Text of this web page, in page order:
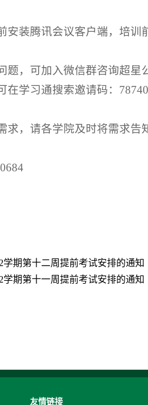
安装腾讯会议客户端，培
题，可加入微信群咨询超星
在学习通搜索邀请码：
求，请各学院及时将需求告
学期第十二周提前考试安排的通知
学期第十一周提前考试安排的通知
友情链接